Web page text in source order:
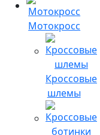
Мотокросс
Кроссовые
шлемы